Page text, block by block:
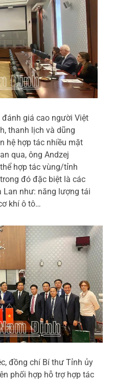
giá cao người Việt
thanh lịch và dũng
hệ hợp tác nhiều mặt
qua, ông Andzej
hợp tác vùng/tỉnh
đó đặc biệt là các
Lan như: năng lượng tái
khí ô tô…
đồng chí Bí thư Tỉnh ủy
phối hợp hỗ trợ hợp tác